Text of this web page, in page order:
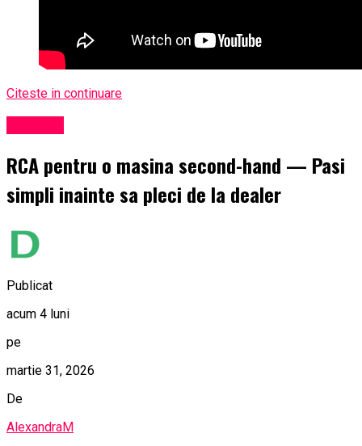
Citeste in continuare
RCA pentru o masina second-hand — Pasi
simpli inainte sa pleci de la dealer
Publicat
acum 4 luni
pe
martie 31, 2026
De
AlexandraM